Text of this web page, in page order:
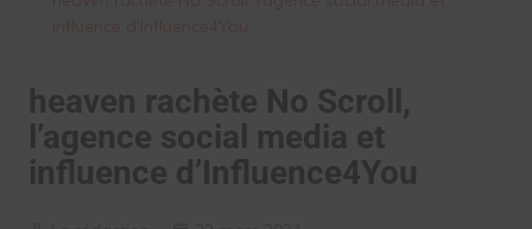
heaven rachète No Scroll,
l’agence social media et
influence d’Influence4You